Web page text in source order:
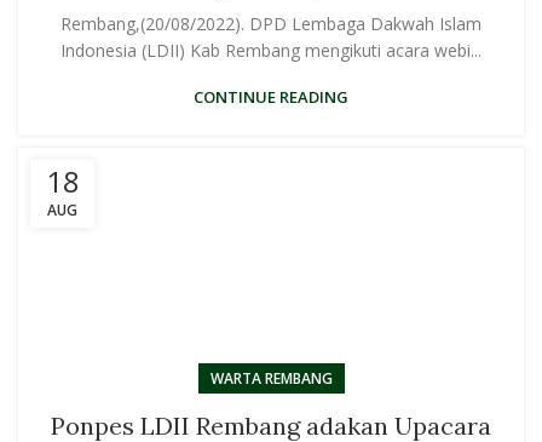
Rembang,(20/08/2022). DPD Lembaga Dakwah Islam
Indonesia (LDII) Kab Rembang mengikuti acara webi...
CONTINUE READING
18
AUG
WARTA REMBANG
Ponpes LDII Rembang adakan Upacara